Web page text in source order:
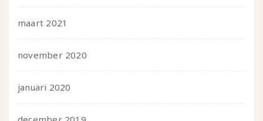
maart 2021
november 2020
januari 2020